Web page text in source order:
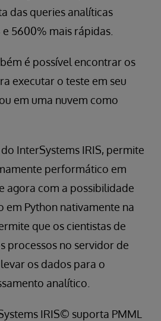
das queries analíticas
5600% mais rápidas.
é possível encontrar os
executar o teste em seu
em uma nuvem como
InterSystems IRIS, permite
performático em
agora com a possibilidade
em Python nativamente na
que os cientistas de
processos no servidor de
os dados para o
analítico.
IRIS© suporta PMML